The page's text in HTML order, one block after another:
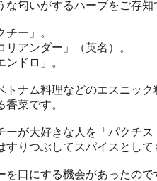
な匂いがするハーブをご存知
チー」。
リアンダー」（英名）。
ドロ」。
トナム料理などのエスニッ
菜です。
ーが大好きな人を「パクチ
すりつぶしてスパイスとし
を口にする機会があったの